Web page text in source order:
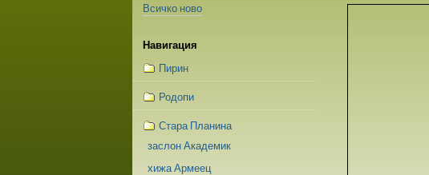
Всичко ново
Навигация
Пирин
Родопи
Стара Планина
заслон Академик
хижа Армеец